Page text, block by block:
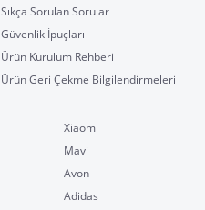
Sıkça Sorulan Sorular
Güvenlik İpuçları
Ürün Kurulum Rehberi
Ürün Geri Çekme Bilgilendirmeleri
Xiaomi
Mavi
Avon
Adidas